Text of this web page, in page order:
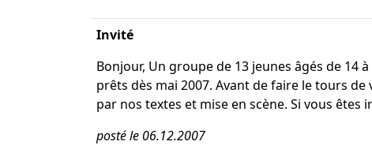
Invité
Bonjour, Un groupe de 13 jeunes âgés de
prêts dès mai 2007. Avant de faire le tours
par nos textes et mise en scène. Si vous
posté le 06.12.2007